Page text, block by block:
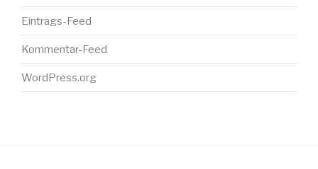
Eintrags-Feed
Kommentar-Feed
WordPress.org